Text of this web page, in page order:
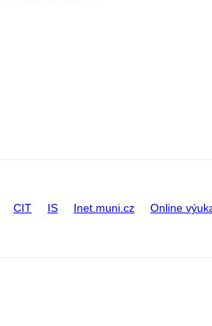
CIT IS Inet.muni.cz Online